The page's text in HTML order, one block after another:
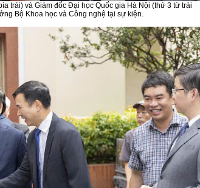
trái) và Giám đốc Đại học Quốc gia Hà Nội (thứ 3 từ trái
Bộ Khoa học và Công nghệ tại sự kiện.